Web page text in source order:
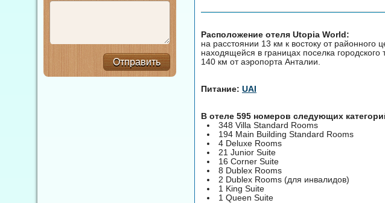
Расположение отеля Utopia World:
на расстоянии 13 км к востоку от районного
находящейся в границах поселка
140 км от аэропорта Анталии.
Питание: UAI
В отеле 595 номеров следующих
348 Villa Standard Rooms
194 Main Building Standard Rooms
4 Deluxe Rooms
21 Junior Suite
16 Corner Suite
8 Dublex Rooms
2 Dublex Rooms (для инвалидов)
1 King Suite
1 Queen Suite
Отправить